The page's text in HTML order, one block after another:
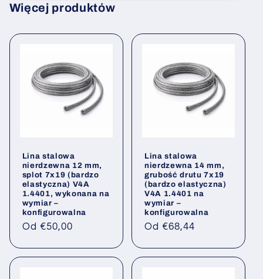
Więcej produktów
Lina stalowa
nierdzewna 12 mm,
splot 7x19 (bardzo
elastyczna) V4A
1.4401, wykonana na
wymiar –
konfigurowalna
Cena
Od €50,00
Lina stalowa
nierdzewna 14 mm,
grubość drutu 7x19
(bardzo elastyczna)
V4A 1.4401 na
wymiar –
konfigurowalna
Cena
Od €68,44